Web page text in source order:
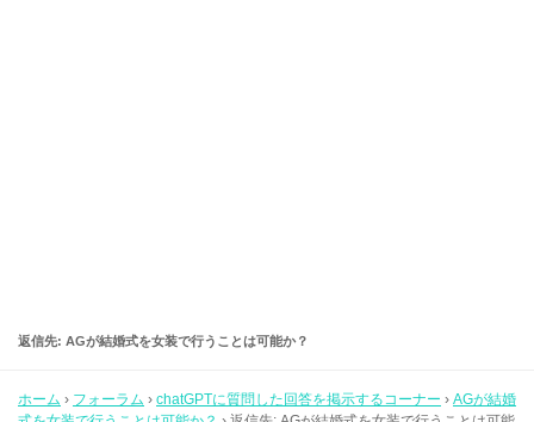
返信先: AGが結婚式を女装で行うことは可能か？
ホーム › フォーラム › chatGPTに質問した回答を掲示するコーナー › AGが結婚